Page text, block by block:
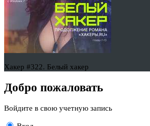
Хакер #322. Белый хакер
Добро пожаловать
Войдите в свою учетную запись